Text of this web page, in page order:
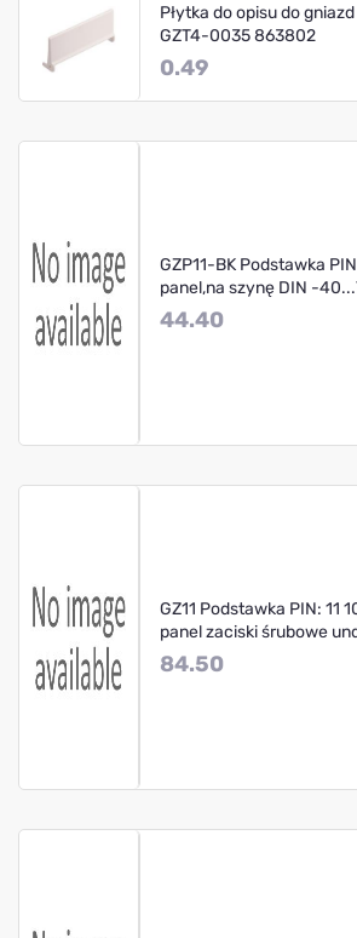
Płytka do opisu do
GZT4-0035 863802
0.49
GZP11-BK Podstawka
panel,na szynę DIN -
44.40
GZ11 Podstawka PIN: 11
panel zaciski śrubowe
84.50